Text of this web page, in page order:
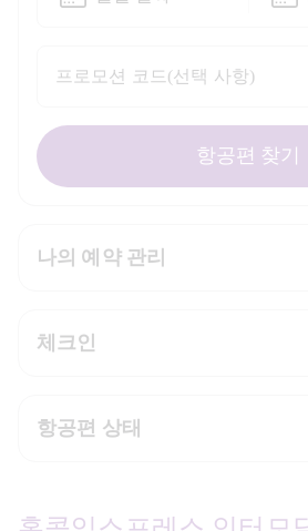
나의 예약 관리
체크인
항공편 상태
프로모션 코드(선택 사항)
항공편 찾기